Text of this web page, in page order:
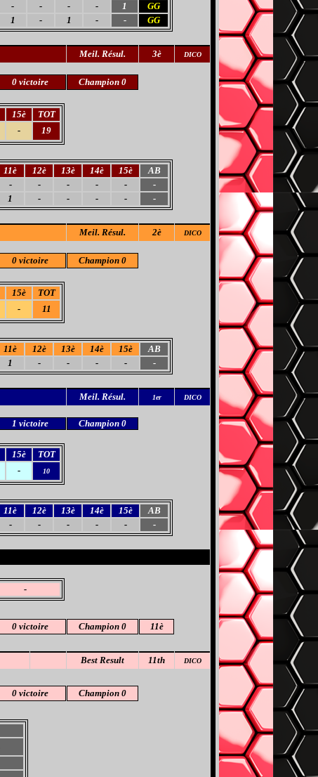
- - - - 1
GG
1 - 1 - - GG
Meil. Résul. 3è DICO
0 victoire Champion 0
15è
TOT
- 19
11è 12è 13è 14è 15è
AB
- - - - -
-
1 - - - - -
Meil. Résul. 2è DICO
0 victoire Champion 0
15è
TOT
- 11
11è 12è 13è 14è 15è
AB
1 - - - - -
Meil. Résul. 1er DICO
1 victoire Champion 0
15è TOT
- 10
11è 12è 13è 14è 15è
AB
- - - - - -
-
0 victoire Champion 0 11è
Best Result 11th DICO
0 victoire Champion 0